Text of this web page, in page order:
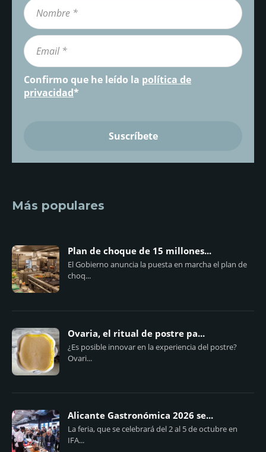
Confirmo que he leído la política de
privacidad*
Más populares
Plan de choque de 15 millones...
El Gobierno anuncia la puesta en marcha el plan de
choq...
Ovaria, el ritual de postre pa...
¿Es posible innovar en la experiencia del postre?
Ovari...
Alicante Gastronómica 2026 se...
La feria, que se celebrará del 2 al 5 de octubre en
IFA...